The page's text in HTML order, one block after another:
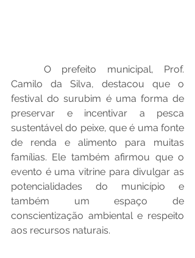
O prefeito municipal, Prof.
Camilo da Silva, destacou que o
festival do surubim é uma forma de
preservar e incentivar a pesca
sustentável do peixe, que é uma fonte
de renda e alimento para muitas
famílias. Ele também afirmou que o
evento é uma vitrine para divulgar as
potencialidades do município e
também um espaço de
conscientização ambiental e respeito
aos recursos naturais.